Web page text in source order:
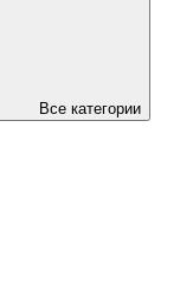
Все категории